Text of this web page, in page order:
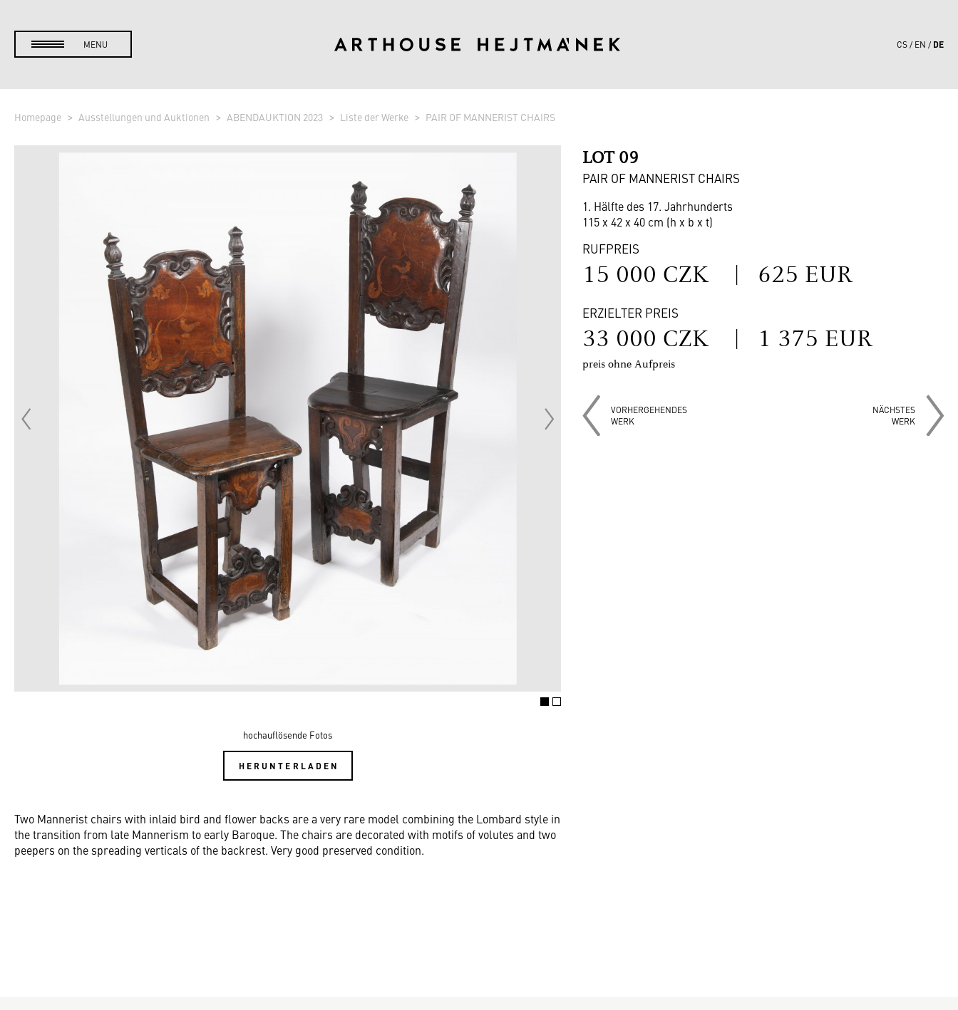
MENU CS EN DE
Homepage Ausstellungen und Auktionen ABENDAUKTION 2023 Liste der Werke PAIR OF MANNERIST CHAIRS
hochauflösende Fotos
HERUNTERLADEN
LOT 09
PAIR OF MANNERIST CHAIRS
1. Hälfte des 17. Jahrhunderts
115 x 42 x 40 cm (h x b x t)
RUFPREIS
15 000 CZK | 625 EUR
ERZIELTER PREIS
33 000 CZK | 1 375 EUR
preis ohne Aufpreis
VORHERGEHENDES
WERK
NÄCHSTES
WERK
Two Mannerist chairs with inlaid bird and flower backs are a very rare model combining the Lombard style in
the transition from late Mannerism to early Baroque. The chairs are decorated with motifs of volutes and two
peepers on the spreading verticals of the backrest. Very good preserved condition.